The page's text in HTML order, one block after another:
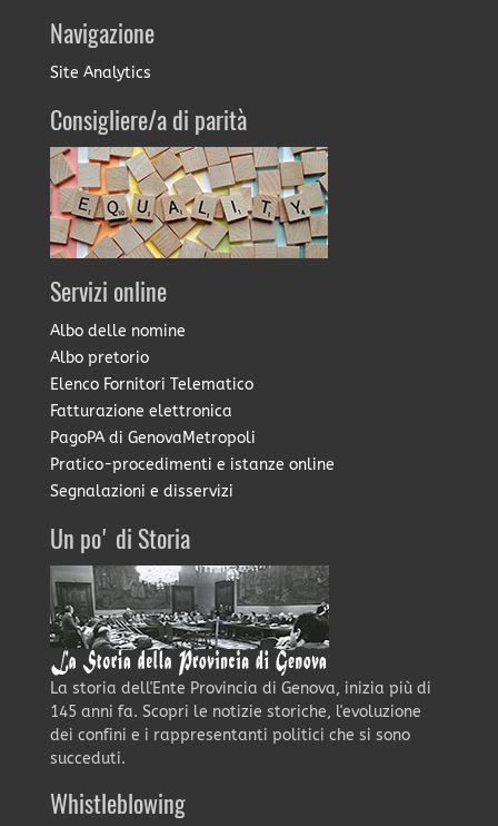
Navigazione
Site Analytics
Consigliere/a di parità
Servizi online
Albo delle nomine
Albo pretorio
Elenco Fornitori Telematico
Fatturazione elettronica
PagoPA di GenovaMetropoli
Pratico-procedimenti e istanze online
Segnalazioni e disservizi
Un po' di Storia
La storia dell'Ente Provincia di Genova, inizia più di
145 anni fa. Scopri le notizie storiche, l'evoluzione
dei confini e i rappresentanti politici che si sono
succeduti.
Whistleblowing